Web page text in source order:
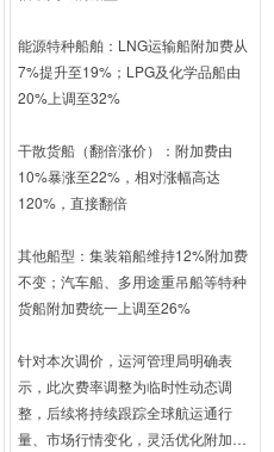
能源特种船舶：LNG运输船附加费从
7%提升至19%；LPG及化学品船由
20%上调至32%
干散货船（翻倍涨价）：附加费由
10%暴涨至22%，相对涨幅高达
120%，直接翻倍
其他船型：集装箱船维持12%附加费
不变；汽车船、多用途重吊船等特种
货船附加费统一上调至26%
针对本次调价，运河管理局明确表
示，此次费率调整为临时性动态调
整，后续将持续跟踪全球航运通行
量、市场行情变化，灵活优化附加费